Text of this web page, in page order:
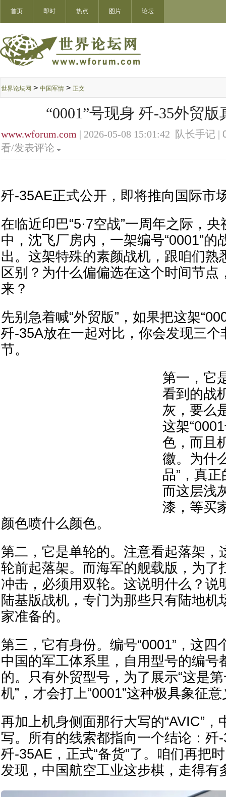
首页 即时 热点 图片 论坛
世界论坛网 > 中国军情 > 正文
“0001”号现身 歼-35外贸
www.wforum.com | 2026-05-08 15:01:42 队长手记 |
看/发表评论
歼-35AE正式公开，即将推向国际市
在临近印巴“5·7空战”一周年之际，
中，沈飞厂房内，一架编号“0001”的
出。这架特殊的素颜战机，跟咱们熟
区别？为什么偏偏选在这个时间节点
来？
先别急着喊“外贸版”，如果把这架
歼-35A放在一起对比，你会发现三个
节。
第一，它
看到的战
灰，要么
这架
色，而且
徽。为什
品”，真
而这层浅
漆，等买
颜色喷什么颜色。
第二，它是单轮的。注意看起落架，
轮前起落架。而海军的舰载版，为了
冲击，必须用双轮。这说明什么？说
陆基版战机，专门为那些只有陆地机
家准备的。
第三，它有身份。编号“0001”，这四
中国的军工体系里，自用型号的编号
的。只有外贸型号，为了展示“这是
机”，才会打上“0001”这种极具象征
再加上机身侧面那行大写的“AVIC”，
写。所有的线索都指向一个结论：歼
歼-35AE，正式“备货”了。咱们再把
发现，中国航空工业这步棋，走得有